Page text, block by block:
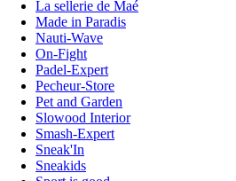
La sellerie de Maé
Made in Paradis
Nauti-Wave
On-Fight
Padel-Expert
Pecheur-Store
Pet and Garden
Slowood Interior
Smash-Expert
Sneak'In
Sneakids